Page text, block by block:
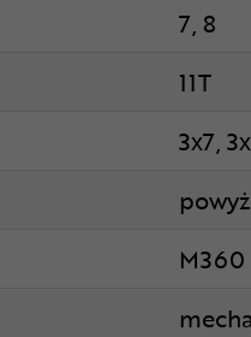
7, 8
11T
3x7,
M360